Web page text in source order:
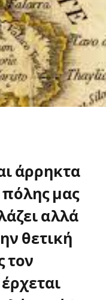
άρρηκτα
μας
αλλά
θετική
τον